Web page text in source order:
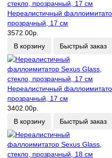
Нереалистичный
прозрачный, 17 см
3572.00р.
В корзину
Быстрый заказ
Нереалистичный
прозрачный, 17 см
3402.00р.
В корзину
Быстрый заказ